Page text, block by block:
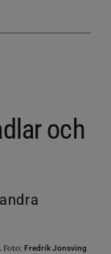
och
Foto: Fredrik Jonsving